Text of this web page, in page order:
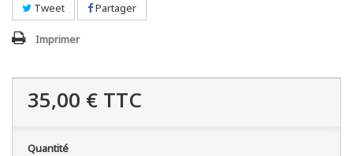
Tweet Partager
Imprimer
35,00 € TTC
Quantité